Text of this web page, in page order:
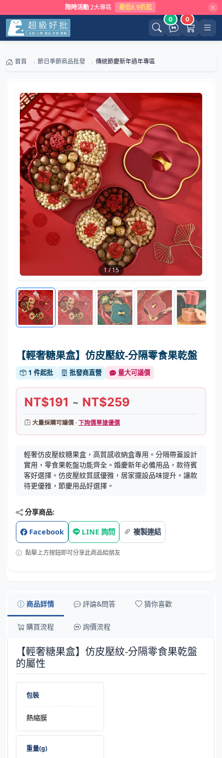
限時活動 2大專區 最低8.9折起
0 0
首頁 節日季節商品批發 傳統節慶新年過年專區
1/15
【輕奢糖果盒】仿皮壓紋-分隔零食果乾盤
1 件起批 批發商直營 量大可議價
NT$191 ~ NT$259
大量採購可議價 ·下詢價單搶優價
輕奢仿皮壓紋糖果盒，高質感收納盒專用。分隔帶蓋設計
實用，零食果乾盤功能齊全。婚慶新年必備用品，款待賓
客好選擇。仿皮壓紋質感優雅，居家擺設品味提升。讓款
待更優雅，節慶用品好選擇。
分享商品:
Facebook LINE 詢問 複製連結
點擊上方按鈕即可分享此商品給朋友
商品詳情 評論&問答 猜你喜歡
購買流程 詢價流程
【輕奢糖果盒】仿皮壓紋-分隔零食果乾盤
的屬性
包裝
熱縮膜
重量(g)